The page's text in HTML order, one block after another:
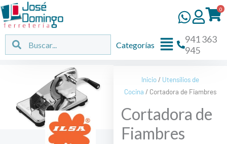
Ir
al
contenido
0
Buscar Buscar
Flyout
Categorías
941 363
945
Inicio / Utensilios de
Cocina / Cortadora de Fiambres
Cortadora de
Fiambres